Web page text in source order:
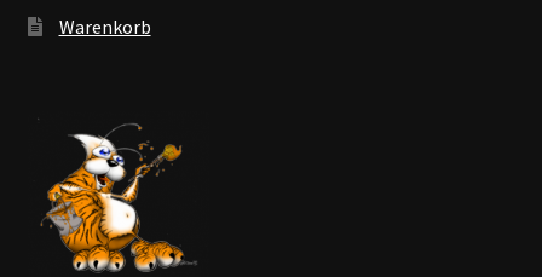
Warenkorb